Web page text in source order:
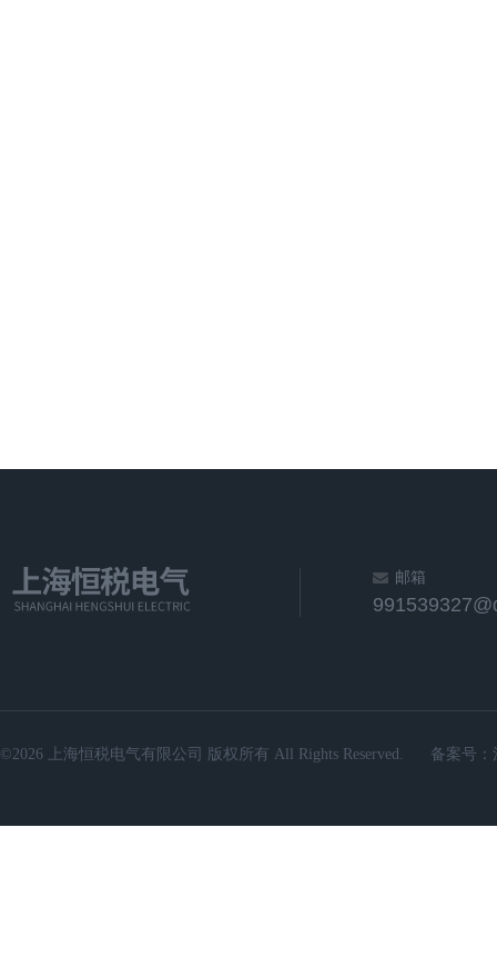
邮箱
©2026 上海恒税电气有限公司 版权所有 All Rights Reserved. 备案号：